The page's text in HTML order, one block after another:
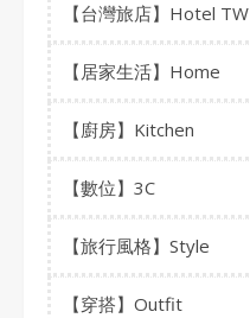
【台灣旅店】Hotel TW
【居家生活】Home
【廚房】Kitchen
【數位】3C
【旅行風格】Style
【穿搭】Outfit